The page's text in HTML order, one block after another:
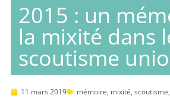
2015 : un
la mixité dans
scoutisme
11 mars 2019 mémoire, mixité, scoutisme,